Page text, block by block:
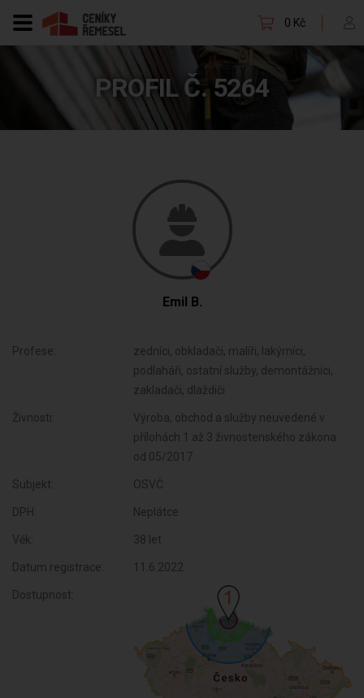
0 Kč
PROFIL Č. 5264
Emil B.
Profese:
zedníci, obkladači, malíři, lakýrníci,
podlaháři, ostatní služby, demontážníci,
zakladači, dlaždiči
Živnosti:
Výroba, obchod a služby neuvedené v
přílohách 1 až 3 živnostenského zákona
od 05/2017
Subjekt: OSVČ
DPH: Neplátce
Věk: 38 let
Datum registrace: 11.6.2022
Dostupnost: